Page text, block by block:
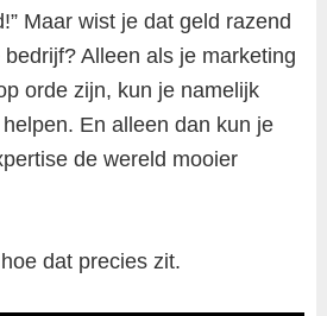
Maar wist je dat geld razend
Alleen als je marketing
orde zijn, kun je namelijk
En alleen dan kun je
de wereld mooier
dat precies zit.